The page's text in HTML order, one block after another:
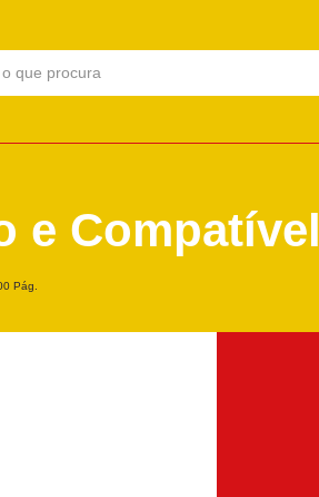
e Compatível
Pág.